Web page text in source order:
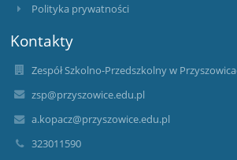
Polityka prywatności
Kontakty
Zespół Szkolno-Przedszkolny w
zsp@przyszowice.edu.pl
a.kopacz@przyszowice.edu.pl
323011590